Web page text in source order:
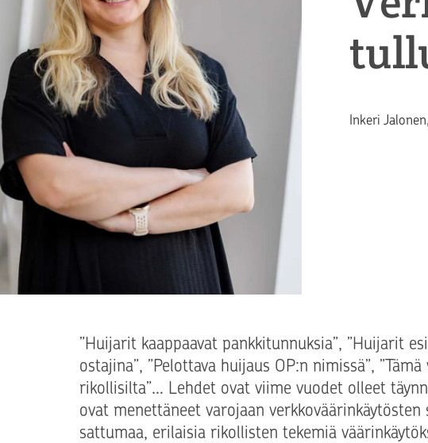
Teksti
Inkeri Jalonen
”Huijarit kaappaavat pankkitunnuksia”, ”Huijarit
ostajina”, ”Pelottava huijaus OP:n nimissä”,
rikollisilta”… Lehdet ovat viime vuodet olleet
ovat menettäneet varojaan
sattumaa, erilaisia rikollisten tekemiä